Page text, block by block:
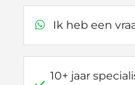
Ik heb een
10+ jaar